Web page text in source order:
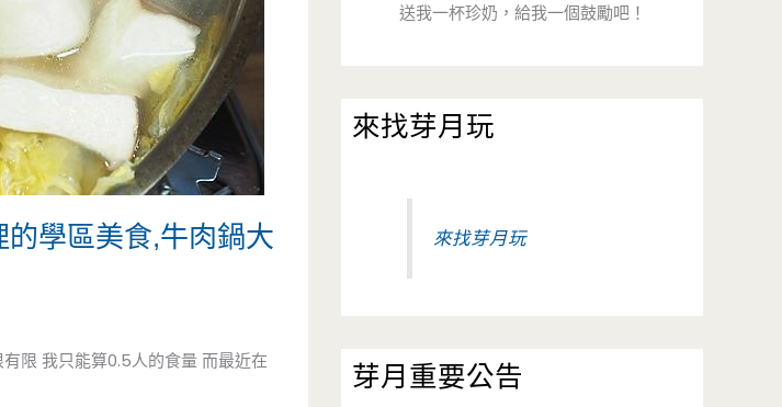
學區美食,牛肉鍋大
限 我只能算0.5人的食量 而最近在
送我一杯珍奶，給我一個鼓勵吧！
來找芽月玩
來找芽月玩
芽月重要公告